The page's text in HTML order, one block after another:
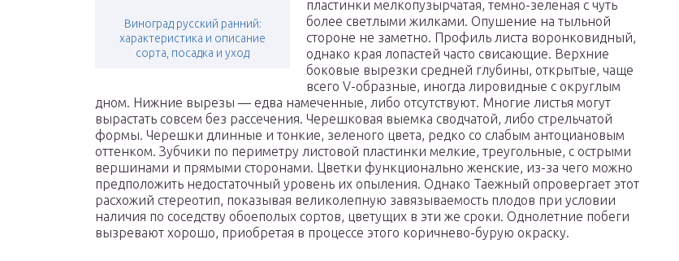
Виноград русский ранний:
характеристика и описание
сорта, посадка и уход
пластинки мелкопузырчатая, темно-зеленая с чуть
более светлыми жилками. Опушение на тыльной
стороне не заметно. Профиль листа воронковидный,
однако края лопастей часто свисающие. Верхние
боковые вырезки средней глубины, открытые, чаще
всего V-образные, иногда лировидные с округлым
дном. Нижние вырезы — едва намеченные, либо отсутствуют. Многие листья могут
вырастать совсем без рассечения. Черешковая выемка сводчатой, либо стрельчатой
формы. Черешки длинные и тонкие, зеленого цвета, редко со слабым антоциановым
оттенком. Зубчики по периметру листовой пластинки мелкие, треугольные, с острыми
вершинами и прямыми сторонами. Цветки функционально женские, из-за чего можно
предположить недостаточный уровень их опыления. Однако Таежный опровергает этот
расхожий стереотип, показывая великолепную завязываемость плодов при условии
наличия по соседству обоеполых сортов, цветущих в эти же сроки. Однолетние побеги
вызревают хорошо, приобретая в процессе этого коричнево-бурую окраску.